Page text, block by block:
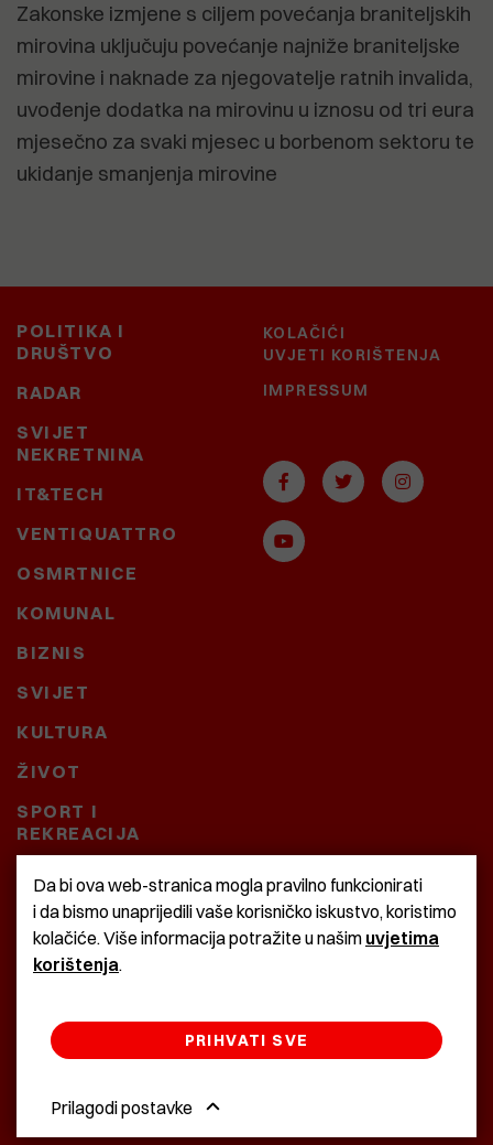
Zakonske izmjene s ciljem povećanja braniteljskih
mirovina uključuju povećanje najniže braniteljske
mirovine i naknade za njegovatelje ratnih invalida,
uvođenje dodatka na mirovinu u iznosu od tri eura
mjesečno za svaki mjesec u borbenom sektoru te
ukidanje smanjenja mirovine
POLITIKA I
DRUŠTVO
RADAR
SVIJET
NEKRETNINA
IT&TECH
VENTIQUATTRO
OSMRTNICE
KOMUNAL
BIZNIS
SVIJET
KULTURA
ŽIVOT
SPORT I
REKREACIJA
CRNA KRONIKA
BAŠTARDINI I PRAVI
KRASNA ZEMLJA
KOLAČIĆI
UVJETI KORIŠTENJA
IMPRESSUM
Da bi ova web-stranica mogla pravilno funkcionirati
i da bismo unaprijedili vaše korisničko iskustvo, koristimo
kolačiće. Više informacija potražite u našim uvjetima
korištenja.
Prilagodi postavke
PRIHVATI SVE